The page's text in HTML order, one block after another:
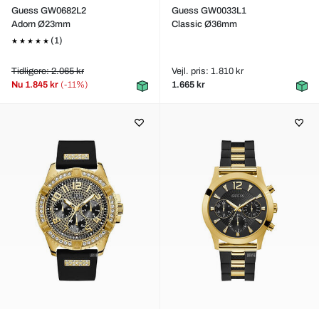
Guess GW0682L2
Adorn Ø23mm
(1)
Tidligere: 2.065 kr
Nu 1.845 kr (-11%)
Guess GW0033L1
Classic Ø36mm
Vejl. pris: 1.810 kr
1.665 kr